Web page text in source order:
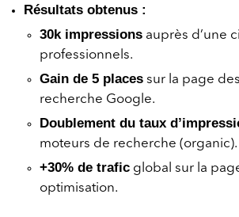
Résultats obtenus :
30k impressions auprès d’une
professionnels.
Gain de 5 places sur la page
recherche Google.
Doublement du taux
moteurs de recherche (organic).
+30% de trafic global sur la
optimisation.